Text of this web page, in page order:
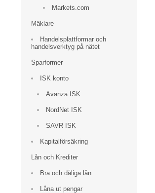
Markets.com
Mäklare
Handelsplattformar och
handelsverktyg på nätet
Sparformer
ISK konto
Avanza ISK
NordNet ISK
SAVR ISK
Kapitalförsäkring
Lån och Krediter
Bra och dåliga lån
Låna ut pengar